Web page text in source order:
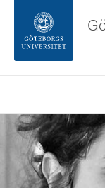
Sidfoten
Om webbplatsen
Bild